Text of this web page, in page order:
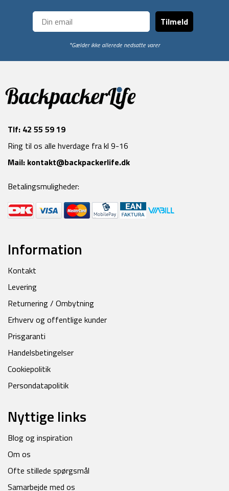
Tilmeld
*Gælder ikke allerede nedsatte varer
Tlf: 42 55 59 19
Ring til os alle hverdage fra kl 9-16
Mail: kontakt@backpackerlife.dk
Betalingsmuligheder:
Information
Kontakt
Levering
Returnering / Ombytning
Erhverv og offentlige kunder
Prisgaranti
Handelsbetingelser
Cookiepolitik
Persondatapolitik
Nyttige links
Blog og inspiration
Om os
Ofte stillede spørgsmål
Samarbejde med os